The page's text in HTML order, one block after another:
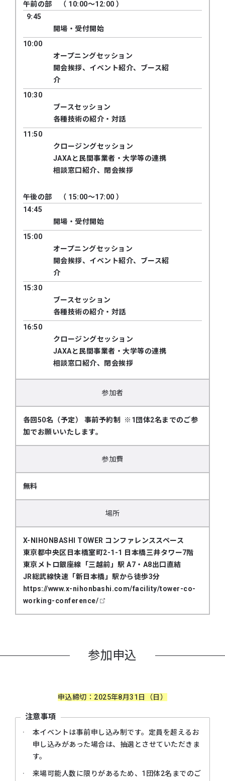
午前の部 （ 10:00～12:00 ）
9:45
開場・受付開始
10:00
オープニングセッション
開会挨拶、イベント紹介、ブース紹
介
10:30
ブースセッション
各種技術の紹介・対話
11:50
クロージングセッション
JAXAと民間事業者・大学等の連携
相談窓口紹介、閉会挨拶
午後の部 （ 15:00～17:00 ）
14:45
開場・受付開始
15:00
オープニングセッション
開会挨拶、イベント紹介、ブース紹
介
15:30
ブースセッション
各種技術の紹介・対話
16:50
クロージングセッション
JAXAと民間事業者・大学等の連携
相談窓口紹介、閉会挨拶
参加者
各回50名（予定） 事前予約制 ※1団体2名までのご参
加でお願いいたします。
参加費
無料
場所
X-NIHONBASHI TOWER コンファレンススペース
東京都中央区日本橋室町2-1-1 日本橋三井タワー7階
東京メトロ銀座線「三越前」駅 A7・A8出口直結
JR総武線快速「新日本橋」駅から徒歩3分
https://www.x-nihonbashi.com/facility/tower-co-
working-conference/
参加申込
申込締切：2025年8月31日（日）
注意事項
本イベントは事前申し込み制です。定員を超えるお
申し込みがあった場合は、抽選とさせていただきま
す。
来場可能人数に限りがあるため、1団体2名までのご